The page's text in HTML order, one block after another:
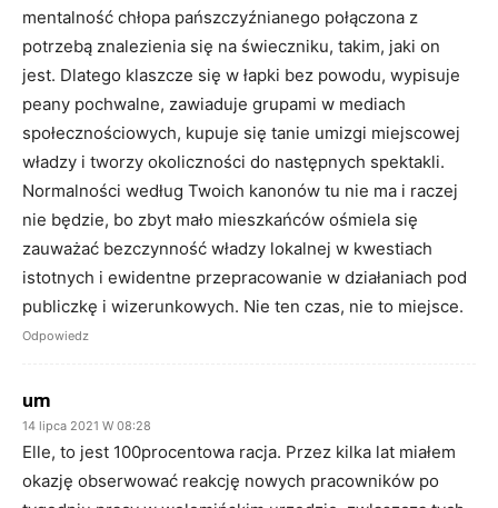
mentalność chłopa pańszczyźnianego połączona z
potrzebą znalezienia się na świeczniku, takim, jaki on
jest. Dlatego klaszcze się w łapki bez powodu, wypisuje
peany pochwalne, zawiaduje grupami w mediach
społecznościowych, kupuje się tanie umizgi miejscowej
władzy i tworzy okoliczności do następnych spektakli.
Normalności według Twoich kanonów tu nie ma i raczej
nie będzie, bo zbyt mało mieszkańców ośmiela się
zauważać bezczynność władzy lokalnej w kwestiach
istotnych i ewidentne przepracowanie w działaniach pod
publiczkę i wizerunkowych. Nie ten czas, nie to miejsce.
Odpowiedz
um
14 lipca 2021 W 08:28
Elle, to jest 100procentowa racja. Przez kilka lat miałem
okazję obserwować reakcję nowych pracowników po